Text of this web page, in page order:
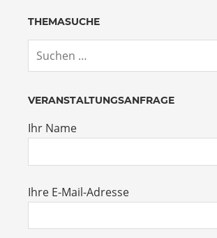
THEMASUCHE
VERANSTALTUNGSANFRAGE
Ihr Name
Ihre E-Mail-Adresse